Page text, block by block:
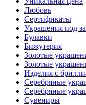
Любовь
Сертификаты
Украшения под
Булавки
Бижутерия
Золотые
Золотые
Изделия с
Серебряные
Серебряные
Сувениры